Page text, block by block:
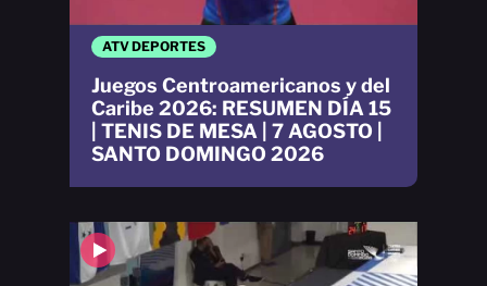
ATV DEPORTES
Juegos Centroamericanos y del
Caribe 2026: RESUMEN DÍA 15
| TENIS DE MESA | 7 AGOSTO |
SANTO DOMINGO 2026